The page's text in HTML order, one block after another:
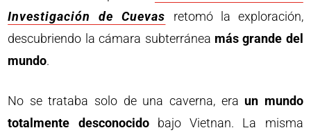
Investigación de Cuevas retomó la exploración,
descubriendo la cámara subterránea más grande del
mundo.
No se trataba solo de una caverna, era un mundo
totalmente desconocidobajo Vietnan. La misma